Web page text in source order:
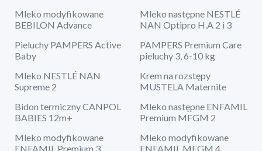
Mleko modyfikowane
BEBILON Advance
Mleko następne NESTLÉ
NAN Optipro H.A 2 i 3
Pieluchy PAMPERS Active
Baby
PAMPERS Premium Care
pieluchy 3, 6-10 kg
Mleko NESTLÉ NAN
Supreme 2
Krem na rozstępy
MUSTELA Maternite
Bidon termiczny CANPOL
BABIES 12m+
Mleko następne ENFAMIL
Premium MFGM 2
Mleko modyfikowane
ENFAMIL Premium 3
Mleko modyfikowane
ENFAMIL MFGM 4